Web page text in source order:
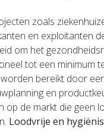
zoals
en exploitanten
om het
tot een minimum
bereikt door
en
op de markt die geen
Loodvrije en